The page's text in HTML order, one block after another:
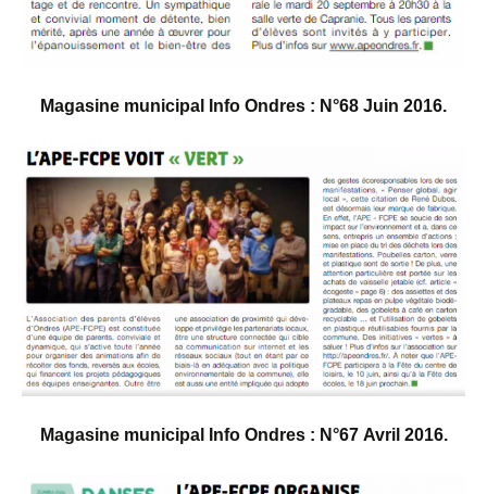
Magasine municipal Info Ondres : N°68 Juin 2016.
Magasine municipal Info Ondres : N°67 Avril 2016.